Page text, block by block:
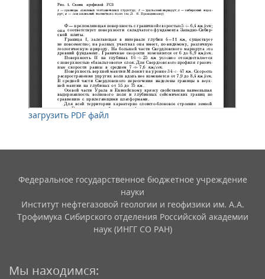
загрузить PDF файл
Федеральное государственное бюджетное учреждение
науки
Институт нефтегазовой геологии и геофизики им. А.А.
Трофимука Сибирского отделения Российской академии
наук (ИНГГ СО РАН)
Мы находимся: